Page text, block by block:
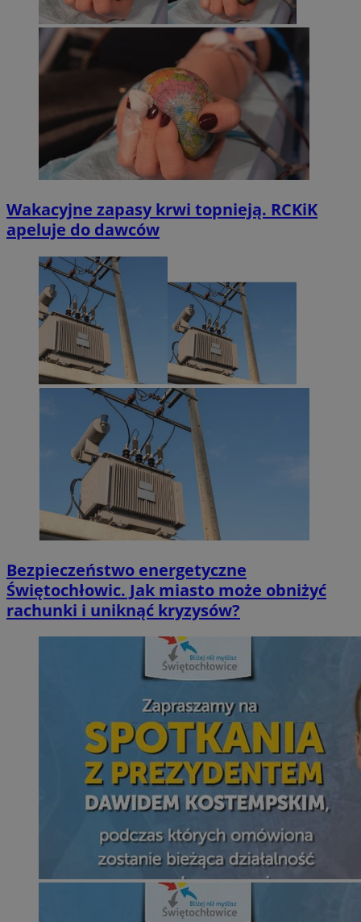
Wakacyjne zapasy krwi topnieją. RCKiK
apeluje do dawców
Bezpieczeństwo energetyczne
Świętochłowic. Jak miasto może obniżyć
rachunki i uniknąć kryzysów?